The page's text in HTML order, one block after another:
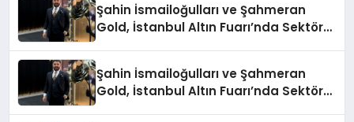
Şahin İsmailoğulları ve Şahmeran
Gold, İstanbul Altın Fuarı’nda Sektöre
Şahin İsmailoğulları ve Şahmeran
Gold, İstanbul Altın Fuarı’nda Sektöre